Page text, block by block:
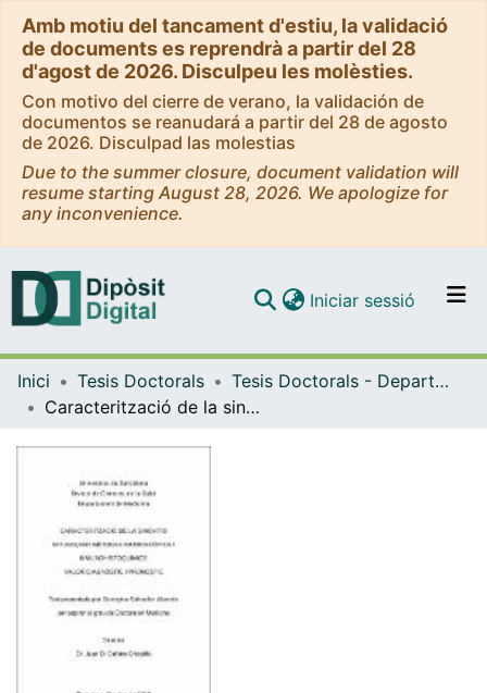
Amb motiu del tancament d'estiu, la validació
de documents es reprendrà a partir del 28
d'agost de 2026. Disculpeu les molèsties.
Con motivo del cierre de verano, la validación de
documentos se reanudará a partir del 28 de agosto
de 2026. Disculpad las molestias
Due to the summer closure, document validation will
resume starting August 28, 2026. We apologize for
any inconvenience.
Navega per tot el DD
Iniciar sessió (current)
Inici Tesis Doctorals
Tesis Doctorals - Departament - Medicina
Caracterització de la sinovitis mitjançant mètodes artroscòpics i immunohistoquímics. Valor diagnòstic i pronòstic